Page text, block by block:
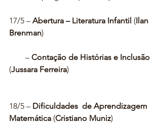
17/5 – Abertura – Literatura Infantil (Ilan
Brenman)
        –
Contação de Histórias e Inclusão
(Jussara Ferreira)
18/5 – Dificuldades  de Aprendizagem
Matemática (Cristiano Muniz)